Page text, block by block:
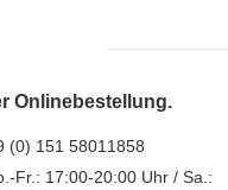
Onlinebestellung.
(0) 151 58011858
Fr.: 17:00-20:00 Uhr / Sa.: